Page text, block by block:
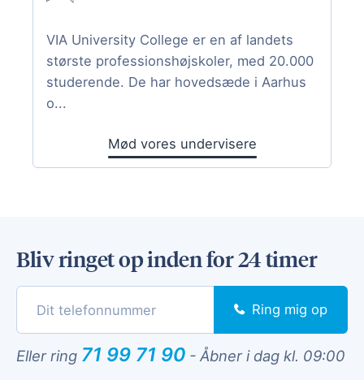
VIA University College er en af landets
største professionshøjskoler, med 20.000
studerende. De har hovedsæde i Aarhus
o...
Mød vores undervisere
Bliv ringet op inden for 24 timer
Ring mig op
Eller ring 71 99 71 90 - Åbner i dag kl. 09:00